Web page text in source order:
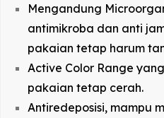
Mengandung
antimikroba dan anti
pakaian tetap harum
Active Color Range
pakaian tetap cerah.
Antiredeposisi, mampu